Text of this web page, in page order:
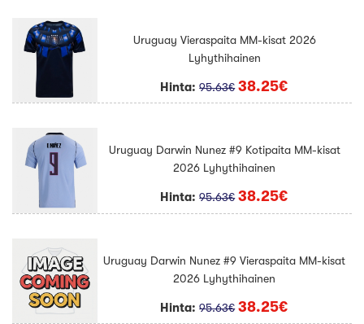
Uruguay Vieraspaita MM-kisat 2026
Lyhythihainen
Hinta:95.63€ 38.25€
Uruguay Darwin Nunez #9 Kotipaita MM-kisat
2026 Lyhythihainen
Hinta:95.63€ 38.25€
Uruguay Darwin Nunez #9 Vieraspaita MM-kisat
2026 Lyhythihainen
Hinta:95.63€ 38.25€